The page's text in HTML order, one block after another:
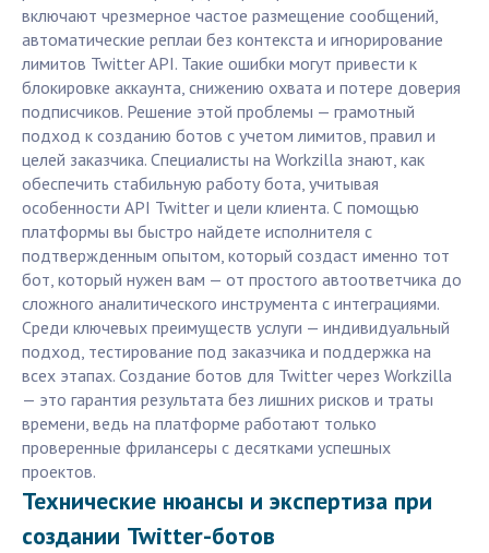
включают чрезмерное частое размещение сообщений,
автоматические реплаи без контекста и игнорирование
лимитов Twitter API. Такие ошибки могут привести к
блокировке аккаунта, снижению охвата и потере доверия
подписчиков. Решение этой проблемы — грамотный
подход к созданию ботов с учетом лимитов, правил и
целей заказчика. Специалисты на Workzilla знают, как
обеспечить стабильную работу бота, учитывая
особенности API Twitter и цели клиента. С помощью
платформы вы быстро найдете исполнителя с
подтвержденным опытом, который создаст именно тот
бот, который нужен вам — от простого автоответчика до
сложного аналитического инструмента с интеграциями.
Среди ключевых преимуществ услуги — индивидуальный
подход, тестирование под заказчика и поддержка на
всех этапах. Создание ботов для Twitter через Workzilla
— это гарантия результата без лишних рисков и траты
времени, ведь на платформе работают только
проверенные фрилансеры с десятками успешных
проектов.
Технические нюансы и экспертиза при
создании Twitter-ботов